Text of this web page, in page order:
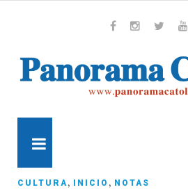
CULTURA, INICIO , NOTAS